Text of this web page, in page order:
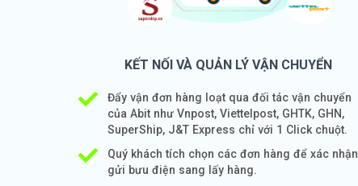
KẾT NỐI VÀ QUẢN LÝ VẬN CHUYỂN
Đẩy vận đơn hàng loạt qua đối tác vận chuyển
của Abit như Vnpost, Viettelpost, GHTK, GHN,
SuperShip, J&T Express chỉ với 1 Click chuột.
Quý khách tích chọn các đơn hàng để xác nhận
gửi bưu điện sang lấy hàng.